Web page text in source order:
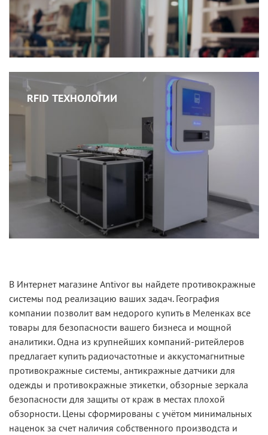
RFID ТЕХНОЛОГИИ
В Интернет магазине Antivor вы найдете противокражные
системы под реализацию ваших задач. География
компании позволит вам недорого купить в Меленках все
товары для безопасности вашего бизнеса и мощной
аналитики. Одна из крупнейших компаний-ритейлеров
предлагает купить радиочастотные и аккустомагнитные
противокражные системы, антикражные датчики для
одежды и противокражные этикетки, обзорные зеркала
безопасности для защиты от краж в местах плохой
обзорности. Цены сформированы с учётом минимальных
наценок за счет наличия собственного производста и